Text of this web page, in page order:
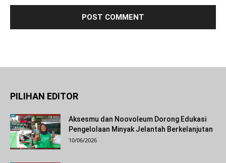
PILIHAN EDITOR
Aksesmu dan Noovoleum Dorong Edukasi
Pengelolaan Minyak Jelantah Berkelanjutan
10/06/2026